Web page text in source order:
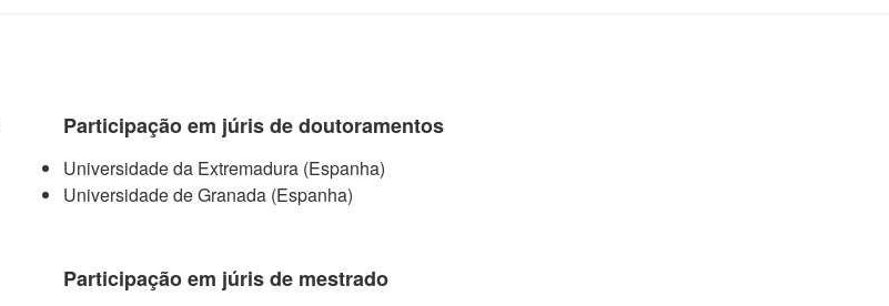
Participação em júris de doutoramentos
Universidade da Extremadura (Espanha)
Universidade de Granada (Espanha)
Participação em júris de mestrado